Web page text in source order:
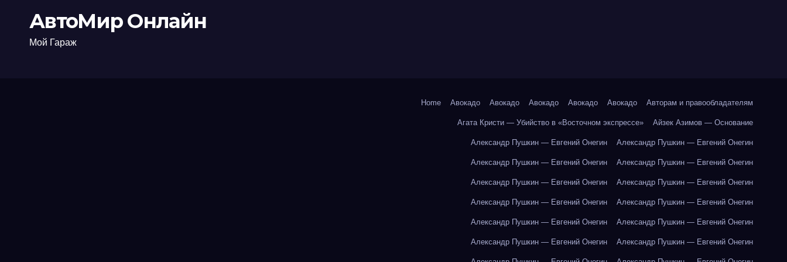
АвтоМир Онлайн
Мой Гараж
Home Авокадо Авокадо Авокадо Авокадо Авокадо Авторам и правообладателям
Агата Кристи — Убийство в «Восточном экспрессе» Айзек Азимов — Основание
Александр Пушкин — Евгений Онегин Александр Пушкин — Евгений Онегин
Александр Пушкин — Евгений Онегин Александр Пушкин — Евгений Онегин
Александр Пушкин — Евгений Онегин Александр Пушкин — Евгений Онегин
Александр Пушкин — Евгений Онегин Александр Пушкин — Евгений Онегин
Александр Пушкин — Евгений Онегин Александр Пушкин — Евгений Онегин
Александр Пушкин — Евгений Онегин Александр Пушкин — Евгений Онегин